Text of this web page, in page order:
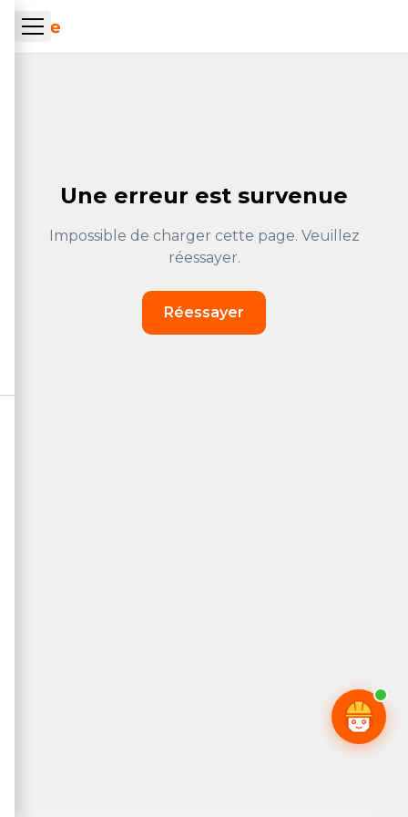
Skip to main content
Une erreur est survenue
Impossible de charger cette page. Veuillez
réessayer.
Réessayer